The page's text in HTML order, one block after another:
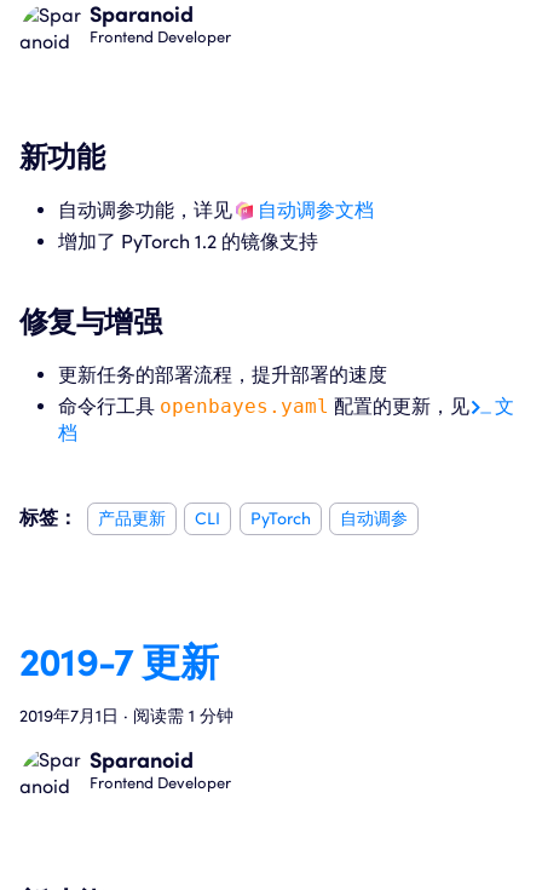
Sparanoid
Frontend Developer
新功能
自动调参功能，详见
自动调参文档
增加了 PyTorch 1.2 的镜像支持
修复与增强
更新任务的部署流程，提升部署的速度
命令行工具 openbayes.yaml 配置的更新，见
文
档
标签： 产品更新 CLI PyTorch 自动调参
2019-7 更新
2019年7月1日 · 阅读需 1 分钟
Sparanoid
Frontend Developer